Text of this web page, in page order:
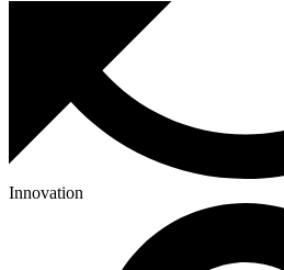
Innovation